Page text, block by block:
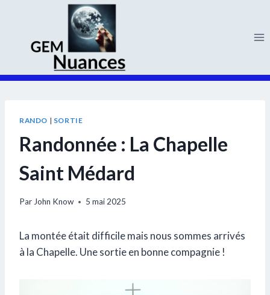
contenu
RANDO | SORTIE
Randonnée : La Chapelle
Saint Médard
ParJohn Know 5 mai 2025
La montée était difficile mais nous sommes arrivés
à la Chapelle. Une sortie en bonne compagnie !